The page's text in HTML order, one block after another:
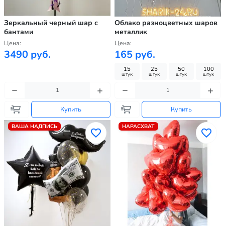
Зеркальный черный шар с
бантами
Цена:
3490 руб.
Купить
Облако разноцветных шаров
металлик
Цена:
165 руб.
15
штук
25
штук
50
штук
100
штук
Купить
ВАША НАДПИСЬ НАРАСХВАТ